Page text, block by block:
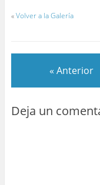
«Volver a la Galería
« Anterior
Deja un